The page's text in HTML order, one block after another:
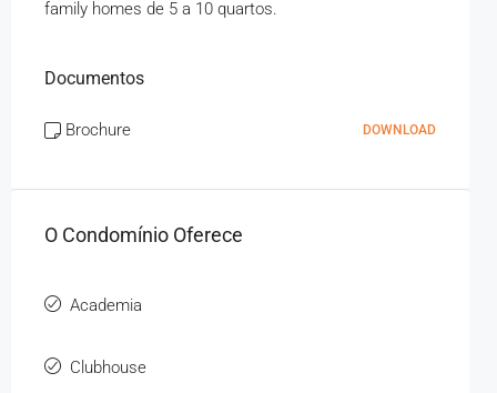
family homes de 5 a 10 quartos.
Documentos
Brochure DOWNLOAD
O Condomínio Oferece
Academia
Clubhouse